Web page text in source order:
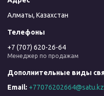
Алматы, Казахстан
+7 (707) 620-26-64
Менеджер по продажам
+77076202664@satu.kz